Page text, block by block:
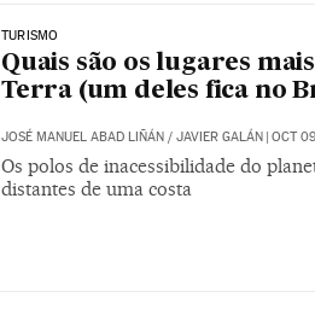
TURISMO
Quais são os lugares
Terra (um deles fica no
JOSÉ MANUEL ABAD LIÑÁN / JAVIER GALÁN OCT
Os polos de inacessibilidade do
distantes de uma costa